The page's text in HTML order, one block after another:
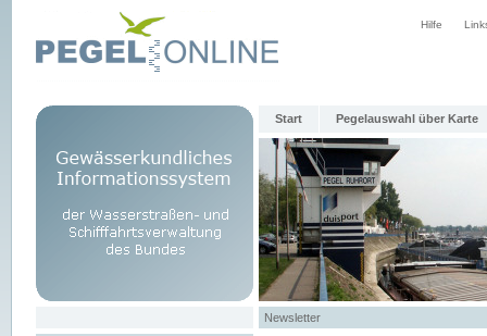
Hilfe
Start Pegelauswahl über Karte
Newsletter